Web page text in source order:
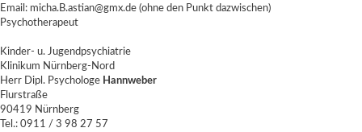
Email: micha.B.astian@gmx.de (ohne den Punkt dazwischen)
Psychotherapeut
Kinder- u. Jugendpsychiatrie
Klinikum Nürnberg-Nord
Herr Dipl. Psychologe Hannweber
Flurstraße
90419 Nürnberg
Tel.: 0911 / 3 98 27 57